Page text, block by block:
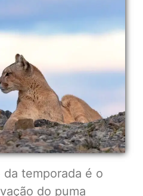
temporada é o
do puma